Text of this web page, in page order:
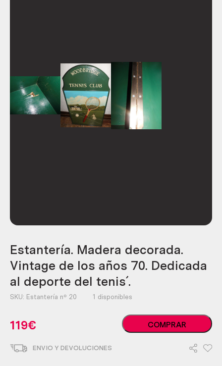
Estantería. Madera decorada.
Vintage de los años 70. Dedicada
al deporte del tenis´.
SKU: Estantería nº 20 1 disponibles
119€
Estantería.
Madera
COMPRAR
ENVIO Y DEVOLUCIONES